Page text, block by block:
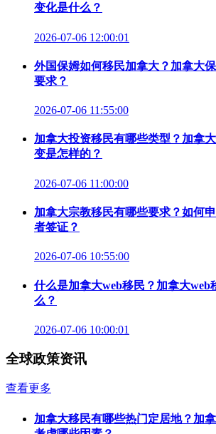
变化是什么？
2026-07-06 12:00:01
外国保姆如何移民加拿大？加拿大
要求？
2026-07-06 11:55:00
加拿大投资移民有哪些类型？加拿
变是怎样的？
2026-07-06 11:00:00
加拿大宗教移民有哪些要求？如何
者签证？
2026-07-06 10:55:00
什么是加拿大web移民？加拿大web
么？
2026-07-06 10:00:01
全球政策资讯
查看更多
加拿大移民有哪些热门定居地？加